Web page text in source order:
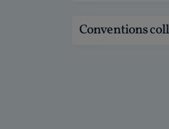
Conventions